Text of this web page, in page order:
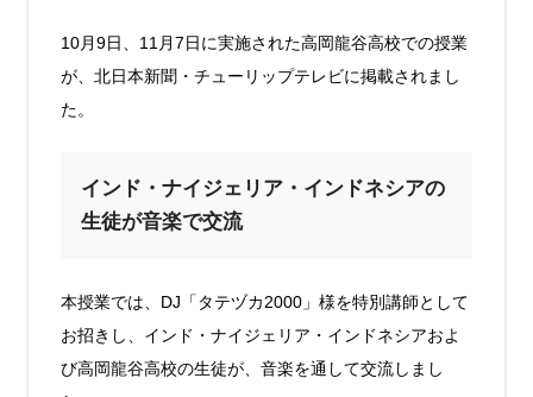
10月9日、11月7日に実施された高岡龍谷高校での授業
が、北日本新聞・チューリップテレビに掲載されまし
た。
インド・ナイジェリア・インドネシアの
生徒が音楽で交流
本授業では、DJ「タテヅカ2000」様を特別講師として
お招きし、インド・ナイジェリア・インドネシアおよ
び高岡龍谷高校の生徒が、音楽を通して交流しまし